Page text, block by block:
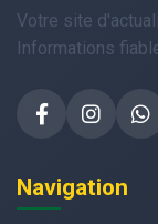
Votre site
Informations
Navigation